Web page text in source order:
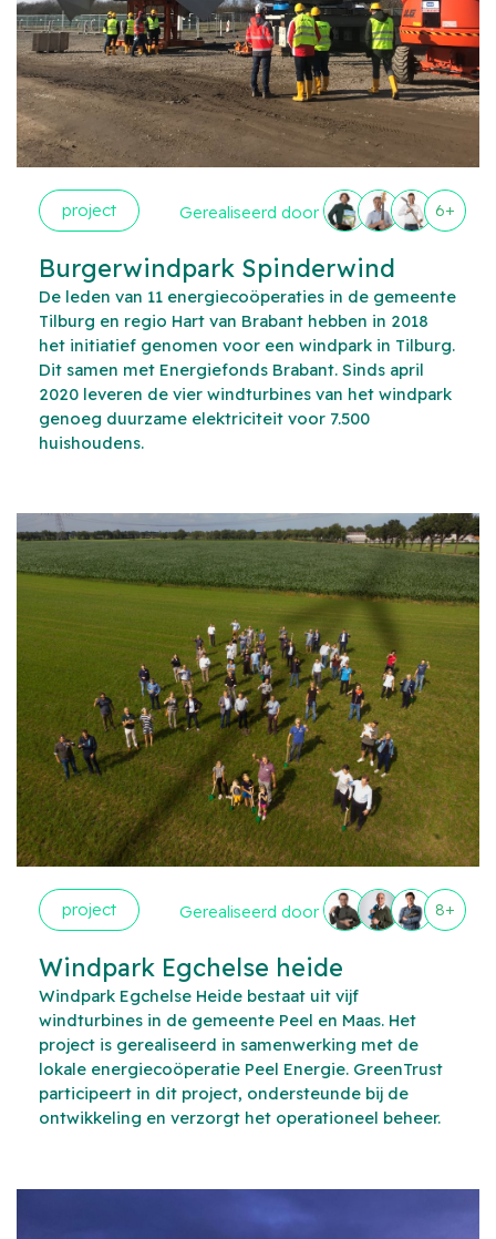
project Gerealiseerd door 6+
Burgerwindpark Spinderwind
De leden van 11 energiecoöperaties in de gemeente
Tilburg en regio Hart van Brabant hebben in 2018
het initiatief genomen voor een windpark in Tilburg.
Dit samen met Energiefonds Brabant. Sinds april
2020 leveren de vier windturbines van het windpark
genoeg duurzame elektriciteit voor 7.500
huishoudens.
project Gerealiseerd door 8+
Windpark Egchelse heide
Windpark Egchelse Heide bestaat uit vijf
windturbines in de gemeente Peel en Maas. Het
project is gerealiseerd in samenwerking met de
lokale energiecoöperatie Peel Energie. GreenTrust
participeert in dit project, ondersteunde bij de
ontwikkeling en verzorgt het operationeel beheer.